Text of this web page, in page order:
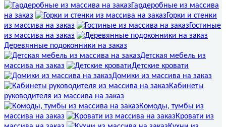
Гардеробные из массива
на заказ
Горки и стенки
из массива на заказ
Гостиные
из массива на заказ
Деревянные подоконники на заказ
Детская мебель из
массива на заказ
Детские кровати
Домики из массива на заказ
Кабинеты
руководителя из массива на заказ
Комоды, тумбы из
массива на заказ
Кровати из